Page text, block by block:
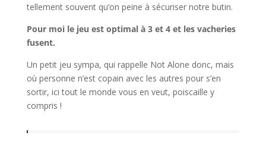
tellement souvent qu’on peine à sécuriser notre butin.
Pour moi le jeu est optimal à 3 et 4 et les vacheries
fusent.
Un petit jeu sympa, qui rappelle Not Alone donc, mais
où personne n’est copain avec les autres pour s’en
sortir, ici tout le monde vous en veut, poiscaille y
compris !